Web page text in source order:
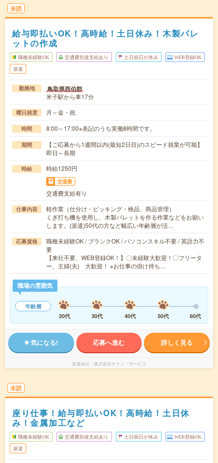
未読
給与即払いOK！高時給！土日休み！木製パレ
ットの作成
職種未経験OK 交通費別途支給あり 土日祝日が休み WEB登録OK
派遣
勤務地 鳥取県西伯郡
米子駅から車17分
曜日頻度 月～金・祝
時間 8:00～17:00※表記のうち実働8時間です。
期間
【ご応募から1週間以内(最短2日目)のスピード就業が可能】
即日～長期
時給 時給1250円
交通費
交通費支給有り
仕事内容
軽作業（仕分け・ピッキング・検品、商品管理）
くぎ打ち機を使用し、木製パレットを作る作業などをお願い
します。(派遣)50代の方など幅広い年齢層が活…
応募資格
職種未経験OK / ブランクOK / パソコンスキル不要 / 英語力不
要
【来社不要、WEB登録OK！】〇未経験大歓迎！〇フリータ
ー、主婦(夫) 大歓迎！ ※お仕事の掛け持ち…
職場の雰囲気
年齢層
20代
30代 40代 50代 60代
気になる! 応募へ進む 詳しく見る
派遣会社 株式会社テクノ・サービス
未読
座り仕事！給与即払いOK！高時給！土日休
み！金属加工など
職種未経験OK 交通費別途支給あり 土日祝日が休み WEB登録OK
派遣